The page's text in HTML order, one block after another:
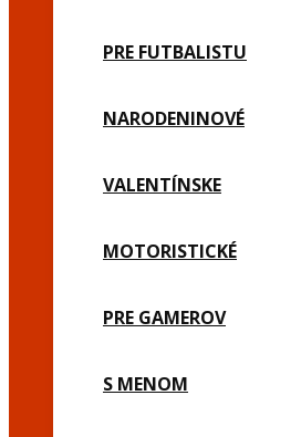
PRE FUTBALISTU
NARODENINOVÉ
VALENTÍNSKE
MOTORISTICKÉ
PRE GAMEROV
S MENOM